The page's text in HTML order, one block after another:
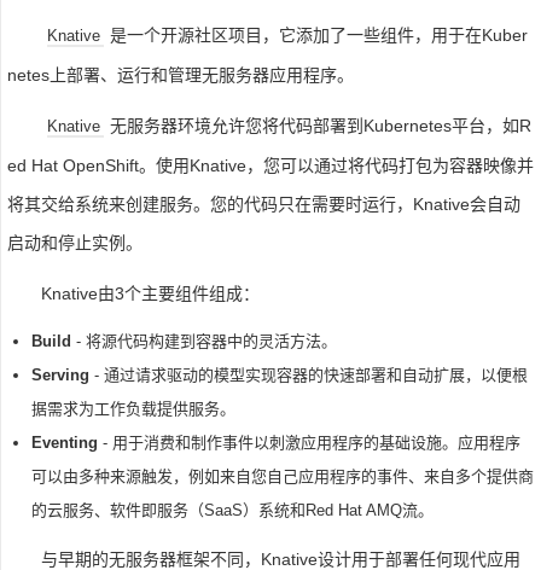
Knative 是一个开源社区项目，它添加了一些组件，用于在Kuber
netes上部署、运行和管理无服务器应用程序。
Knative 无服务器环境允许您将代码部署到Kubernetes平台，如R
ed Hat OpenShift。使用Knative，您可以通过将代码打包为容器映像并
将其交给系统来创建服务。您的代码只在需要时运行，Knative会自动
启动和停止实例。
Knative由3个主要组件组成：
Build - 将源代码构建到容器中的灵活方法。
Serving - 通过请求驱动的模型实现容器的快速部署和自动扩展，以便根
据需求为工作负载提供服务。
Eventing - 用于消费和制作事件以刺激应用程序的基础设施。应用程序
可以由多种来源触发，例如来自您自己应用程序的事件、来自多个提供商
的云服务、软件即服务（SaaS）系统和Red Hat AMQ流。
与早期的无服务器框架不同，Knative设计用于部署任何现代应用